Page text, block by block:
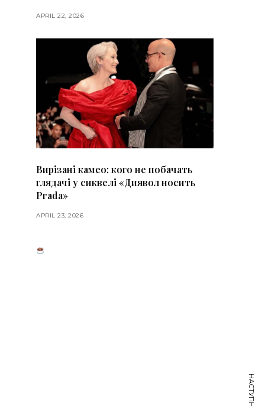
APRIL 22, 2026
Вирізані камео: кого не побачать
глядачі у сиквелі «Диявол носить
Prada»
APRIL 23, 2026